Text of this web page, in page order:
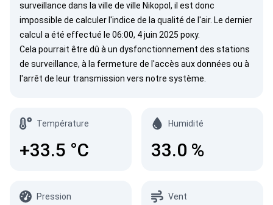
surveillance dans la ville de ville Nikopol, il est donc
impossible de calculer l'indice de la qualité de l'air. Le dernier
calcul a été effectué le 06:00, 4 juin 2025 року.
Cela pourrait être dû à un dysfonctionnement des stations
de surveillance, à la fermeture de l'accès aux données ou à
l'arrêt de leur transmission vers notre système.
Température
+33.5 °C
Humidité
33.0 %
Pression Vent